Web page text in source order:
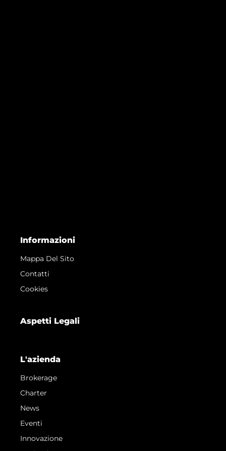
Informazioni
Mappa Del Sito
Contatti
Cookies
Aspetti Legali
L'azienda
Brokerage
Charter
News
Eventi
Innovazione